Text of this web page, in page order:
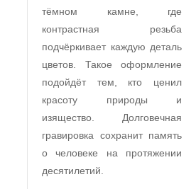
тёмном камне, где
контрастная резьба
подчёркивает каждую деталь
цветов. Такое оформление
подойдёт тем, кто ценил
красоту природы и
изящество. Долговечная
гравировка сохранит память
о человеке на протяжении
десятилетий.